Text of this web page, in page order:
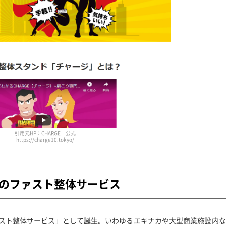
引用元HP：CHARGE 公式
https://charge10.tokyo/
ファスト整体サービス
ト整体サービス」として誕生。いわゆるエキナカや大型商業施設内